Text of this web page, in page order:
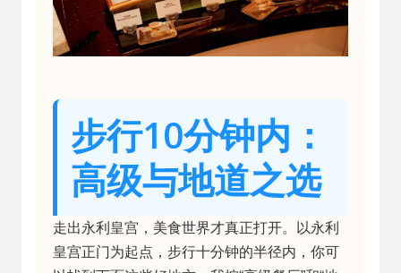
步行10分钟内：
高级与地道之选
走出永利皇宫，美食世界才真正打开。以永利
皇宫正门为起点，步行十分钟的半径内，你可